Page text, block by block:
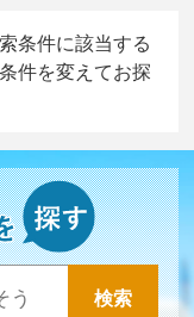
条件に該当する
件を変えてお探